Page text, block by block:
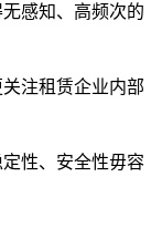
感知、高频次的
注租赁企业内部
性、安全性毋容